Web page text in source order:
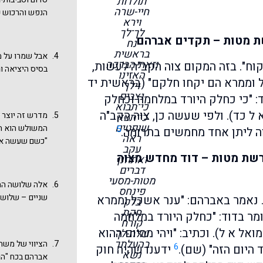
חיי-שרה
וירא
לך־לך
נח
בראשית
וזאת-הברכה
האזינו
וילך
נצבים
כי־תבוא
כי־תצא
שופטים
ראה
עקב
ואתחנן
דברים
מטות-מסעי
פינחס
בלק
חקת
קורח
שלח-לך
בהעלתך
נשא
מטות – תקדים אברהם
בזה המקום צוה הקב"ה לעשות,
הם יקחו חלקם" (בראשית יד
"כי כחלק היורד במלחמה וכחלק
ל כד). ולפי שעשה כן, צוה הקב"ה
ליתן אחד מחמשים בתרומה.5
מטות – דוד מחדש מצוה
נאמר באברהם: "ענר אשכל וממרא
בדוד: "כחלק היורד במלחמה
א ל). וכתיב: "ויהי מהיום ההוא
היום הזה" (שם).6 ידענו שהיה חוק
אֶת הָעָם
המפגרים
חַרְבּוֹ וַיַּעֲלוּ
כה יג).
הנפש והרכוש
אברהם שמכבד
תושבי הארץ
אבל שמרו על
בסיס היציאה
מדרש זה
המשולש הוא
"כשם שעשה
איך באמת
או גם
ואחד
ונראה שאם
משהו מזערי
אלה שלושה
שניים –
הציווי של
אברהם בכח